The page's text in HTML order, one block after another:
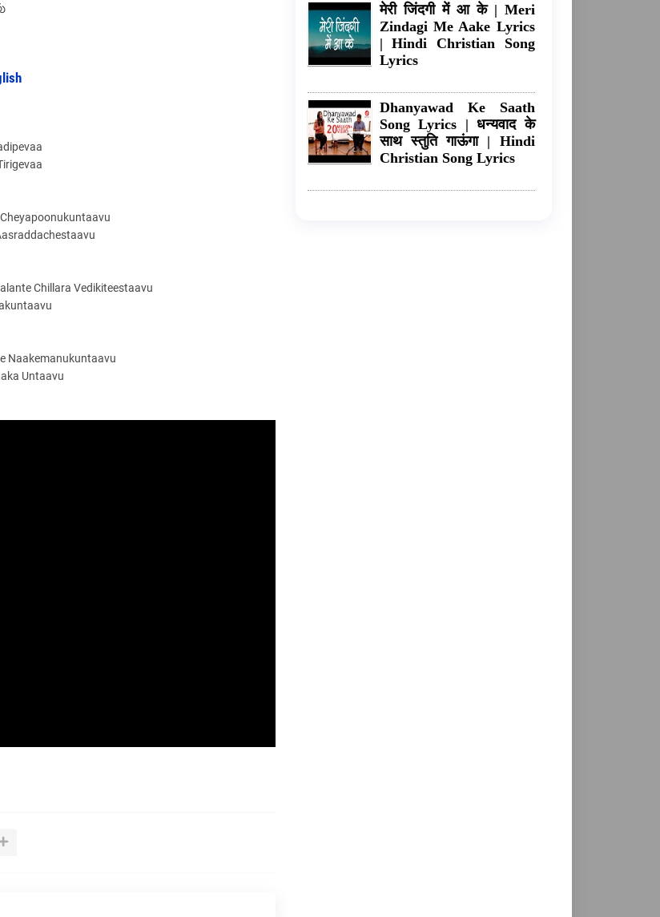
Chillara Vedikiteestaavu
Naakemanukuntaavu
Untaavu
मेरी जिंदगी में आ के | Meri
Zindagi Me Aake Lyrics
| Hindi Christian Song
Lyrics
Dhanyawad Ke Saath
Song Lyrics | धन्यवाद के
साथ स्तुति गाऊंगा | Hindi
Christian Song Lyrics